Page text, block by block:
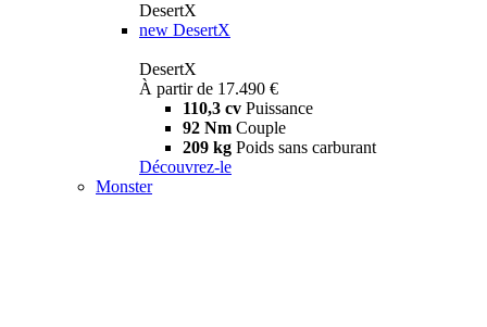
DesertX
new DesertX
DesertX
À partir de 17.490 €
110,3 cv Puissance
92 Nm Couple
209 kg Poids sans carburant
Découvrez-le
Monster